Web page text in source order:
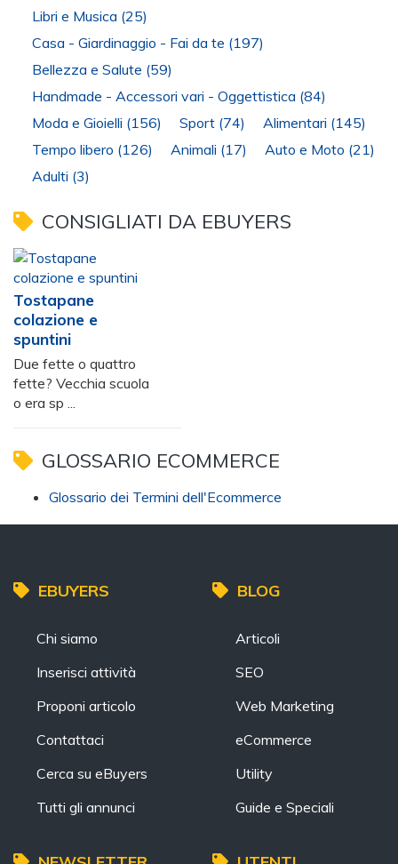
Libri e Musica (25)
Casa - Giardinaggio - Fai da te (197)
Bellezza e Salute (59)
Handmade - Accessori vari - Oggettistica (84)
Moda e Gioielli (156) Sport (74) Alimentari (145)
Tempo libero (126) Animali (17) Auto e Moto (21)
Adulti (3)
CONSIGLIATI DA EBUYERS
Tostapane
colazione e
spuntini
Due fette o quattro
fette? Vecchia scuola
o era sp ...
GLOSSARIO ECOMMERCE
Glossario dei Termini dell'Ecommerce
EBUYERS
Chi siamo
Inserisci attività
Proponi articolo
Contattaci
Cerca su eBuyers
Tutti gli annunci
BLOG
Articoli
SEO
Web Marketing
eCommerce
Utility
Guide e Speciali